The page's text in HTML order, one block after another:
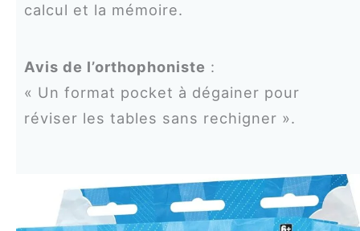
calcul et la mémoire.
Avis de l’orthophoniste :
« Un format pocket à dégainer pour
réviser les tables sans rechigner ».